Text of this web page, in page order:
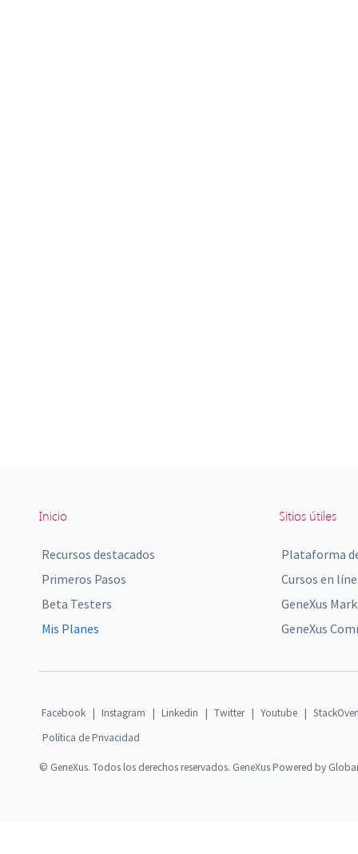
Inicio
Recursos destacados
Primeros Pasos
Beta Testers
Mis Planes
Sitios útiles
Plataforma
Cursos en
GeneXus
GeneXus
Facebook | Instagram | Linkedin | Twitter | Youtube |
Política de Privacidad
© GeneXus. Todos los derechos reservados. GeneXus Powered by